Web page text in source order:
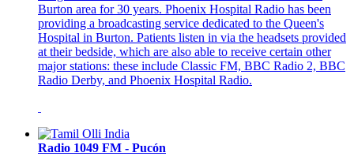
Burton area for 30 years. Phoenix Hospital Radio has been
providing a broadcasting service dedicated to the Queen's
Hospital in Burton. Patients listen in via the headsets provided
at their bedside, which are also able to receive certain other
major stations: these include Classic FM, BBC Radio 2, BBC
Radio Derby, and Phoenix Hospital Radio.
Radio 1049 FM - Pucón